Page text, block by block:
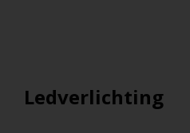
Ledverlichting